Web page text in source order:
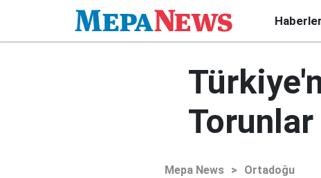
Haberler
Torunlar
Mepa News > Ortadoğu